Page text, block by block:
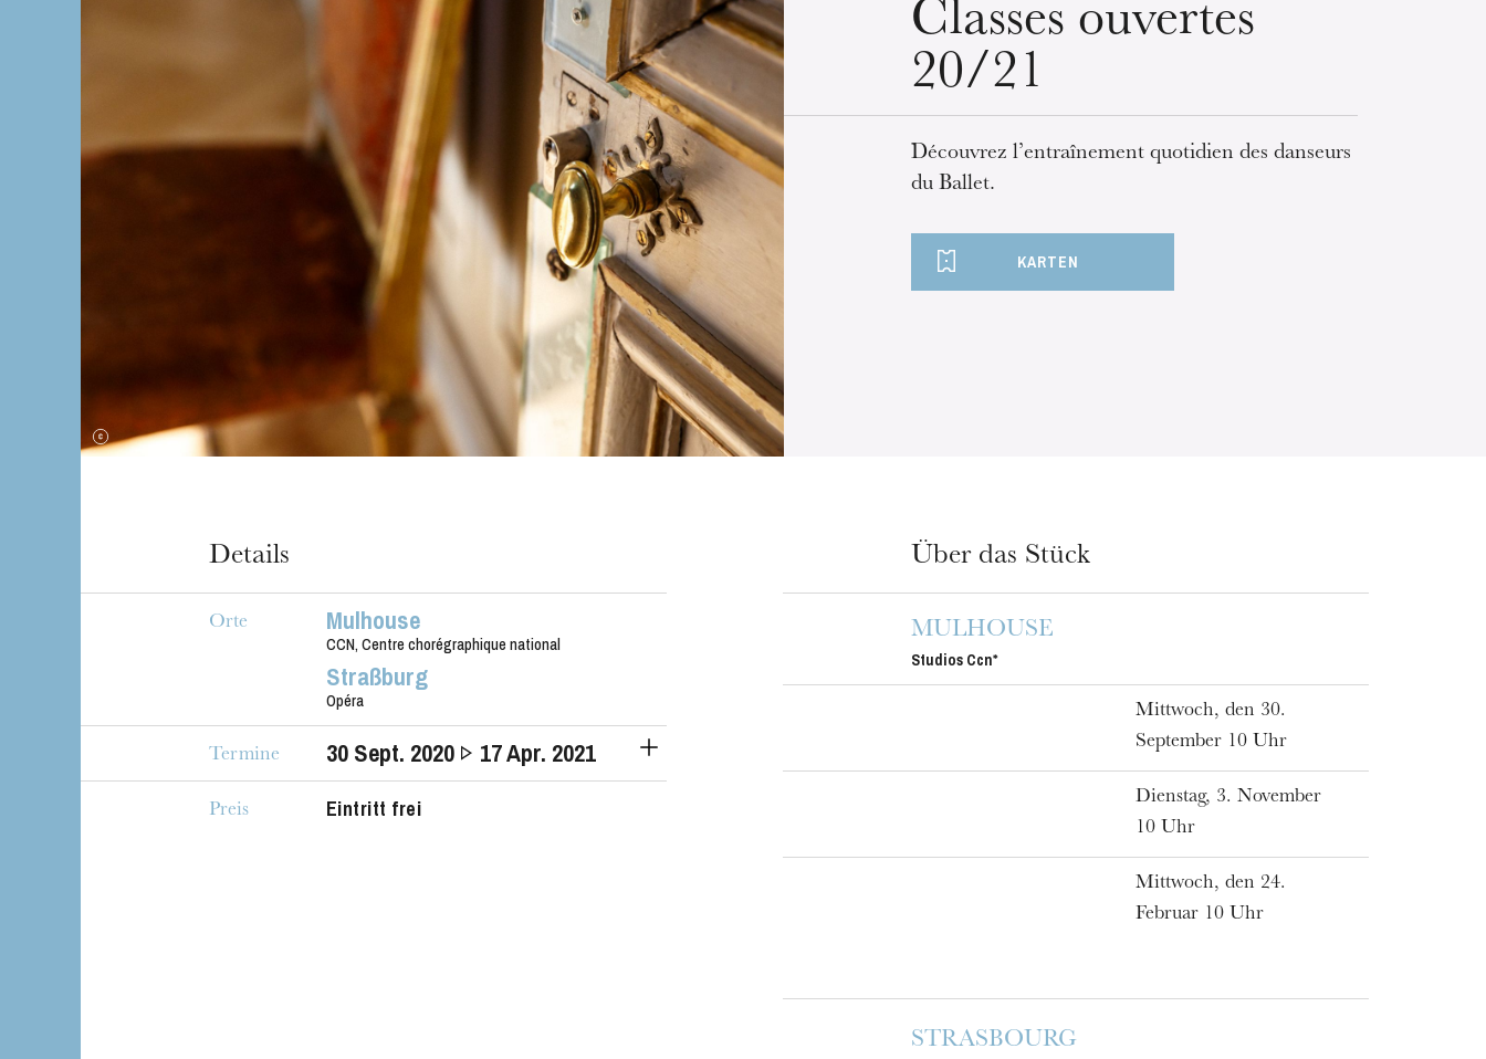
Führungen durch die Oper
Classes ouvertes
20/21
Découvrez l’entraînement quotidien des danseurs
du Ballet.
KARTEN
Details
Orte Mulhouse
CCN, Centre chorégraphique national
Straßburg
Opéra
Termine 30Sept. 2020 17Apr. 2021
Preis Eintritt frei
Über das Stück
MULHOUSE
Studios Ccn*
Mittwoch, den 30.
September 10 Uhr
Dienstag, 3. November
10 Uhr
Mittwoch, den 24.
Februar 10 Uhr
STRASBOURG